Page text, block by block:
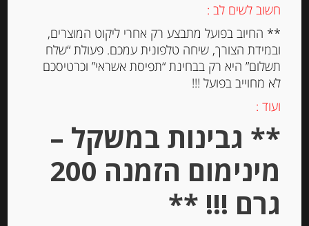
-
₪38.00
מחיר ל 100 גרם:14.80 ש"ח
מחיר ל 100 גרם:14.80 ש"ח
יחידות
הוספה לסל
חשוב לשים לב :
** החיוב בפועל מתבצע רק אחרי ליקוט המוצרים,
ובמידת הצורך, שיחה טלפונית עמכם. פעולת “שלח
תשלום” היא רק בבחינת “תפיסת אשראי” וכרטיסכם
לא מחוייב בפועל !!!
ועוד :
** גבינות במשקל –
מינימום הזמנה 200
גרם !!! **